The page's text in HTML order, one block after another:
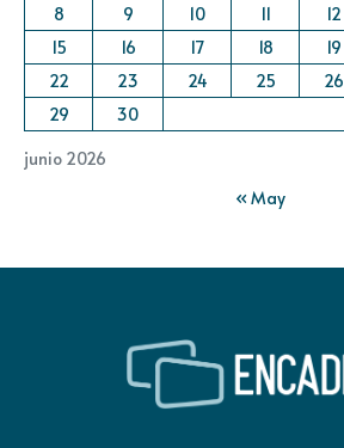
junio 2026
8
9 10 11 12
15
16 17 18 19
22
23 24 25 26
29
30
« May